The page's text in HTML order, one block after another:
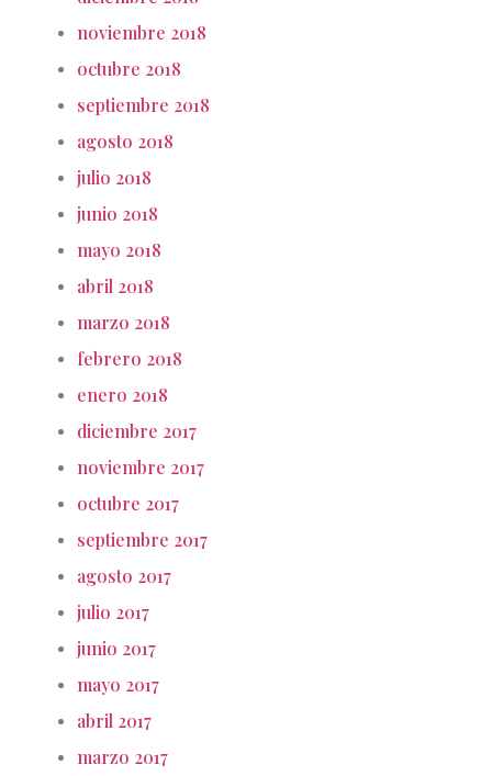
noviembre 2018
octubre 2018
septiembre 2018
agosto 2018
julio 2018
junio 2018
mayo 2018
abril 2018
marzo 2018
febrero 2018
enero 2018
diciembre 2017
noviembre 2017
octubre 2017
septiembre 2017
agosto 2017
julio 2017
junio 2017
mayo 2017
abril 2017
marzo 2017